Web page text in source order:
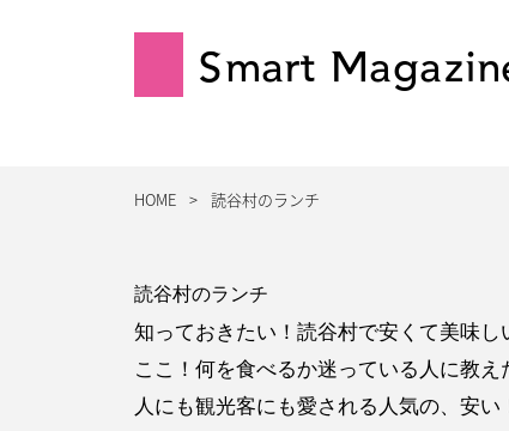
Smart
HOME 読谷村のランチ
読谷村のランチ
知っておきたい！読谷村で安くて美味
ここ！何を食べるか迷っている人に教
人にも観光客にも愛される人気の、安